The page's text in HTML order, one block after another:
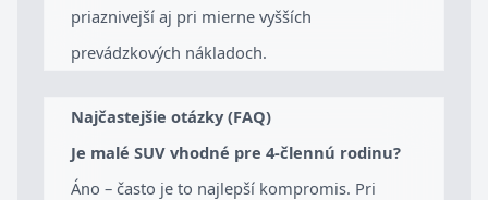
priaznivejší aj pri mierne vyšších
prevádzkových nákladoch.
Najčastejšie otázky (FAQ)
Je malé SUV vhodné pre 4-člennú rodinu?
Áno – často je to najlepší kompromis. Pri